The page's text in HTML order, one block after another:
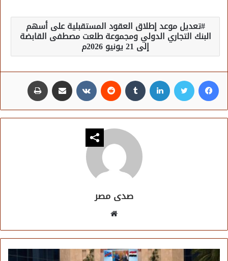
تعديل موعد إطلاق العقود المستقبلية على أسهم
البنك التجاري الدولي ومجموعة طلعت مصطفى القابضة
إلى 21 يونيو 2026م
فيسبوك تويتر لينكدإن مشاركة عبر البريد
صدى مصر